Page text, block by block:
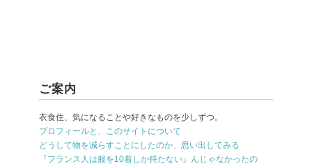
ご案内
衣食住、気になることや好きなものを少しずつ。
プロフィールと、このサイトについて
どうして物を減らすことにしたのか、思い出してみる
『フランス人は服を10着しか持たない』んじゃなかったの